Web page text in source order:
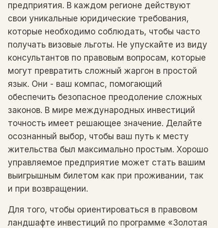
предприятия. В каждом регионе действуют
свои уникальные юридические требования,
которые необходимо соблюдать, чтобы часто
получать визовые льготы. Не упускайте из виду
консультантов по правовым вопросам, которые
могут превратить сложный жаргон в простой
язык. Они - ваш компас, помогающий
обеспечить безопасное преодоление сложных
законов. В мире международных инвестиций
точность имеет решающее значение. Делайте
осознанный выбор, чтобы ваш путь к месту
жительства был максимально простым. Хорошо
управляемое предприятие может стать вашим
выигрышным билетом как при проживании, так
и при возвращении.
Для того, чтобы ориентироваться в правовом
ландшафте инвестиций по программе «Золотая